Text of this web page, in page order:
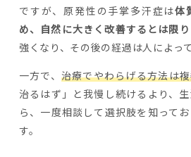
ですが、原発性の手掌多汗症は体
め、自然に大きく改善するとは限
強くなり、その後の経過は人によっ
一方で、 治療でやわらげる方法は
治るはず」と我慢し続けるより、
ら、一度相談して選択肢を知って
す。